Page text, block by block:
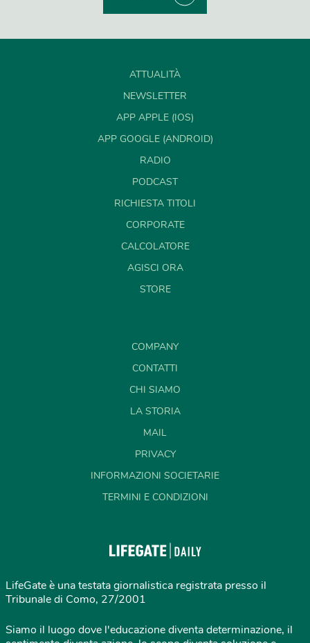
ATTUALITÀ
NEWSLETTER
APP APPLE (IOS)
APP GOOGLE (ANDROID)
RADIO
PODCAST
RICHIESTA TITOLI
CORPORATE
CALCOLATORE
AGISCI ORA
STORE
COMPANY
CONTATTI
CHI SIAMO
LA STORIA
MAIL
PRIVACY
INFORMAZIONI SOCIETARIE
TERMINI E CONDIZIONI
LifeGate è una testata giornalistica registrata presso il
Tribunale di Como, 27/2001
Siamo il luogo dove l'educazione diventa determinazione, il